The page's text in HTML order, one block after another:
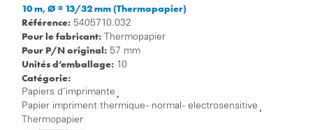
10 m, Ø = 13/32 mm (Thermopapier)
Référence: 5405710.032
Pour le fabricant: Thermopapier
Pour P/N original: 57 mm
Unités d’emballage: 10
Catégorie:
Papiers d’imprimante ,
Papier impriment thermique - normal - electrosensitive ,
Thermopapier